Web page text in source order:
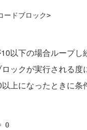
以下の場合ループし
ックが実行される度
上になったときに条
0